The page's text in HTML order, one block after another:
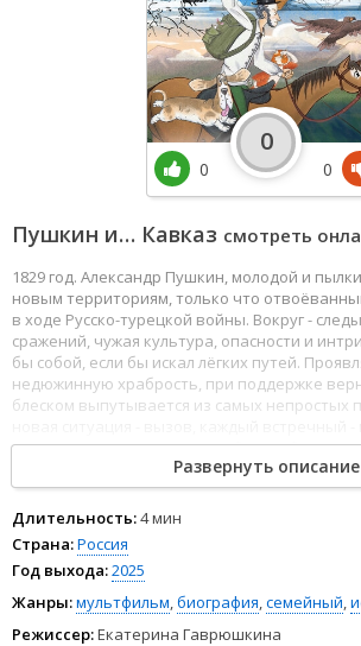
Пушкин и… Кавказ смотреть
1829 год. Александр Пушкин, молодой и
новым территориям, только что
в ходе Русско-турецкой войны. Вокруг -
сражений, чужая культура, опасности и
бы собой, если бы искал лёгких путей.
недюжинную храбрость, при поддержке
блеском выпутывается из самых непростых
или союзник. И где-то между боем и балом,
опасностью рождается тот Пушкин,
Развернуть описание
Длительность:4 мин
Страна:Россия
Год выхода:2025
Жанры:мультфильм,биография,семейный,
Режиссер:Екатерина Гаврюшкина
0
0
0